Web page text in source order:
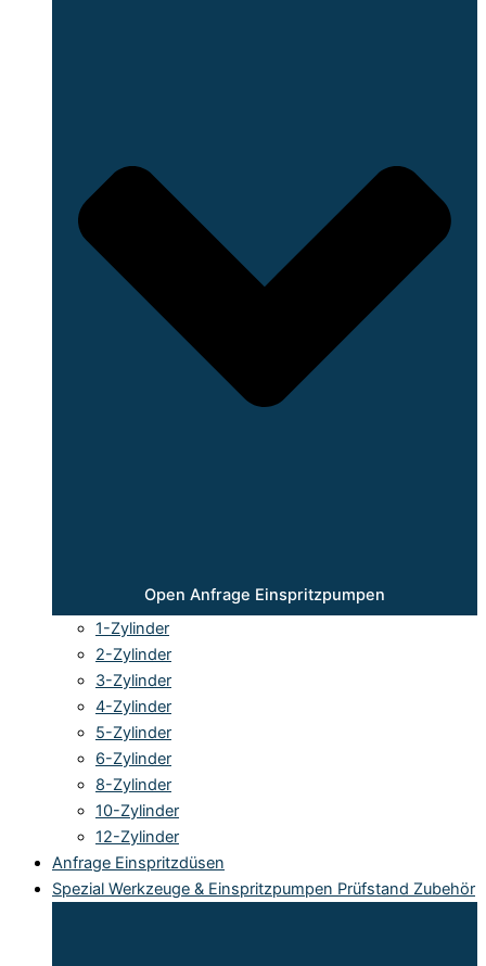
Open Anfrage Einspritzpumpen
1-Zylinder
2-Zylinder
3-Zylinder
4-Zylinder
5-Zylinder
6-Zylinder
8-Zylinder
10-Zylinder
12-Zylinder
Anfrage Einspritzdüsen
Spezial Werkzeuge & Einspritzpumpen Prüfstand Zubehör